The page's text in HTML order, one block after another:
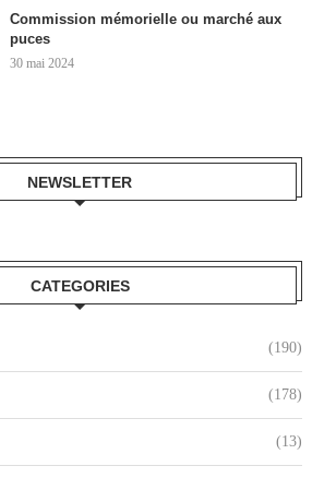
Commission mémorielle ou marché aux
puces
30 mai 2024
NEWSLETTER
CATEGORIES
(190)
(178)
(13)